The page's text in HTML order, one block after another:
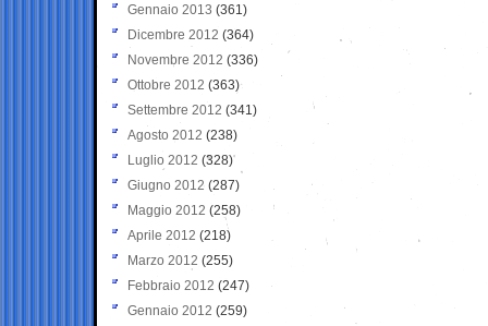
Gennaio 2013 (361)
Dicembre 2012 (364)
Novembre 2012 (336)
Ottobre 2012 (363)
Settembre 2012 (341)
Agosto 2012 (238)
Luglio 2012 (328)
Giugno 2012 (287)
Maggio 2012 (258)
Aprile 2012 (218)
Marzo 2012 (255)
Febbraio 2012 (247)
Gennaio 2012 (259)